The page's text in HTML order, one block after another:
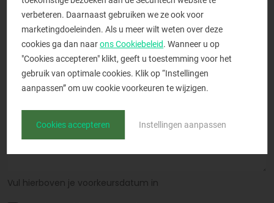
E-mailadres*
Opmerking
Vul hierboven je voorkeursdatum in
verbeteren. Daarnaast gebruiken we ze ook voor
marketingdoeleinden. Als u meer wilt weten over deze
cookies ga dan naar ons Cookiebeleid. Wanneer u op
"Cookies accepteren" klikt, geeft u toestemming voor het
gebruik van optimale cookies. Klik op “Instellingen
aanpassen” om uw cookie voorkeuren te wijzigen.
Cookies accepteren Instellingen aanpassen